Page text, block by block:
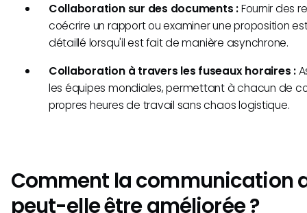
Collaboration sur des documents :Fournir des
coécrire un rapport ou examiner une proposition
détaillé lorsqu'il est fait de manière asynchrone.
Collaboration à travers les fuseaux horaires :
les équipes mondiales, permettant à chacun de
propres heures de travail sans chaos logistique.
Comment la communication
peut-elle être améliorée ?